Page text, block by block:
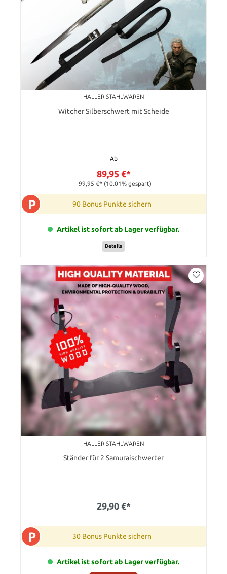
HALLER STAHLWAREN
Witcher Silberschwert mit Scheide
Ab
89,95 €*
99,95 €* (10.01% gespart)
P 90 Bonus Punkte sichern
Artikel ist sofort ab Lager verfügbar.
Details
HALLER STAHLWAREN
Ständer für 2 Samuraischwerter
29,90 €*
P 30 Bonus Punkte sichern
Artikel ist sofort ab Lager verfügbar.